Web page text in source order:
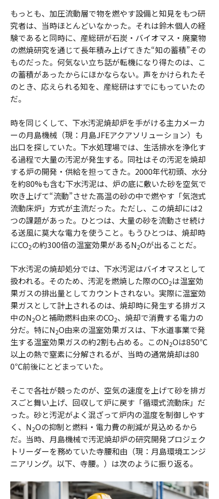
もっとも、加圧流動層で物を燃やす設備と知見をもつ研
究者は、当時ほとんどいなかった。それは鈴木個人の経
験であると同時に、産総研が石炭・バイオマス・廃棄物
の燃焼研究を通じて長年積み上げてきた“知の蓄積”その
ものだった。何気ない立ち話が転機になり得たのは、こ
の蓄積があったからにほかならない。声をかけられたそ
のとき、応えられる知を、産総研はすでにもっていたの
だ。
時を同じくして、下水汚泥焼却炉を手がける主力メーカ
ーの月島機械（現：月島JFEアクアソリューション）も
出口を探していた。下水処理場では、生活排水を浄化す
る過程で大量の汚泥が発生する。同社はその汚泥を焼却
する炉の開発・供給を担ってきた。2000年代初頭、水分
を約80%も含む下水汚泥は、炉の底に敷いた砂を空気で
吹き上げて“流動”させた高温の砂の中で燃やす「気泡式
流動床炉」方式が主流だった。ただし、この焼却には2
つの課題があった。ひとつは、大量の砂を流動させ続け
る送風に莫大な電力を使うこと。もうひとつは、焼却時
にCO2の約300倍の温室効果があるN2Oが出ることだ。
下水汚泥の焼却処分では、下水汚泥はバイオマスとして
扱われる。そのため、汚泥を燃焼した際のCO2は温室効
果ガスの排出量としてカウントされない。実際に温室効
果ガスとして計上されるのは、焼却時に発生する排ガス
中のN2Oと補助燃料由来のCO2、焼却で消費する電力の
分だ。特にN2O由来の温室効果ガスは、下水道事業で発
生する温室効果ガスの約2割も占める。このN2Oは850℃
以上の熱で窒素に分解されるが、当時の通常焼却は80
0℃前後にとどまっていた。
そこで各社が競ったのが、空気の速度を上げて砂を排ガ
スごと舞い上げ、回収して炉に戻す「循環式流動床」だ
った。砂と汚泥がよく混ざって炉内の温度を制御しやす
く、N2Oの抑制と燃料・電力費の削減が見込めるから
だ。当時、月島機械で汚泥焼却炉の研究開発プロジェク
トリーダーを務めていた寺腰和由（現：月島環境エンジ
ニアリング。以下、寺腰。）は次のように振り返る。